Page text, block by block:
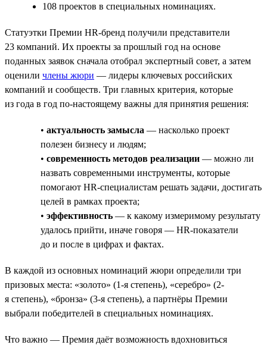
108 проектов в специальных номинациях.
Статуэтки Премии HR-бренд получили представители
23 компаний. Их проекты за прошлый год на основе
поданных заявок сначала отобрал экспертный совет, а затем
оценили члены жюри — лидеры ключевых российских
компаний и сообществ. Три главных критерия, которые
из года в год по-настоящему важны для принятия решения:
• актуальность замысла — насколько проект
полезен бизнесу и людям;
• современность методов реализации — можно ли
назвать современными инструменты, которые
помогают HR-специалистам решать задачи, достигать
целей в рамках проекта;
• эффективность — к какому измеримому результату
удалось прийти, иначе говоря — HR-показатели
до и после в цифрах и фактах.
В каждой из основных номинаций жюри определили три
призовых места: «золото» (1-я степень), «серебро» (2-
я степень), «бронза» (3-я степень), а партнёры Премии
выбрали победителей в специальных номинациях.
Что важно — Премия даёт возможность вдохновиться